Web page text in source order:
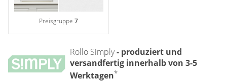
Preisgruppe7
Rollo Simply- produziert und
versandfertig innerhalb von 3-5
Werktagen*